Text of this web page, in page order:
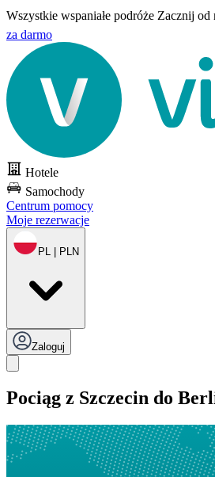
Wszystkie wspaniałe podróże Zacznij od
za darmo
Hotele
Samochody
Centrum pomocy
Moje rezerwacje
PL | PLN
Zaloguj
Pociąg z Szczecin do